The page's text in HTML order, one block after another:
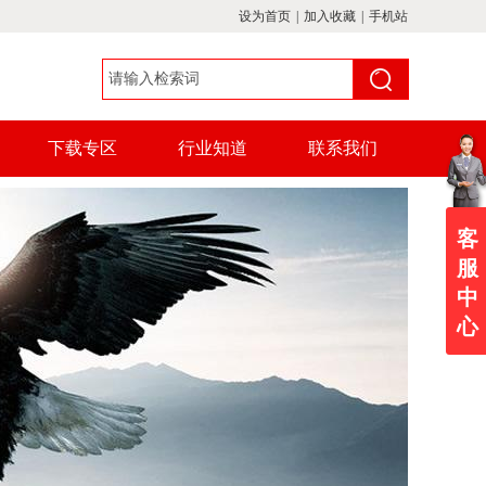
设为首页 加入收藏 手机站
下载专区 行业知道 联系我们
客
服
中
心